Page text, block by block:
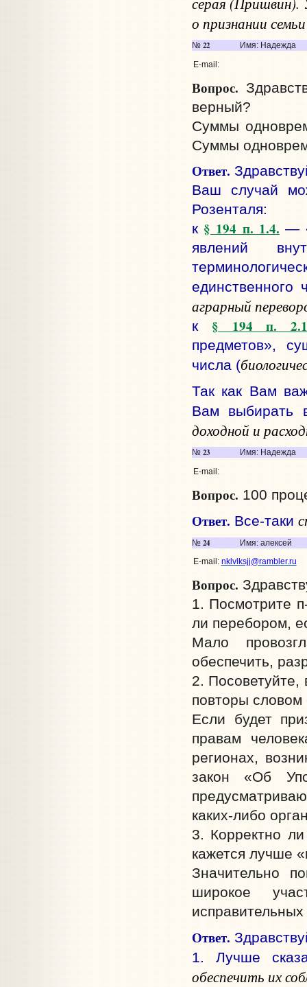
о признании семьи
№22
Имя: Надежда
E-mail:
Вопрос.
верный?
Суммы
Суммы
Ответ.
Ваш случай
Розенталя:
к § 194 п. 1.4. —
явлений
единственного
аграрный
к § 194 п.
предметов»,
числа (
Так как Вам
Вам выбирать
доходной и
№23
Имя: Надежда
E-mail:
Вопрос. 100
Ответ. Все-таки
№24
Имя: алексей
E-mail: nklvlksjj@rambler.ru
Вопрос.
1. Посмотрите
ли перебором,
Мало
обеспечить,
2. Посоветуйте,
повторы
Если будет
правам
регионах,
закон «Об
каких-либо
3. Корректно
кажется лучше
Значительно
широкое
Ответ.
1. Лучше
обеспечить их